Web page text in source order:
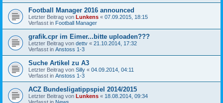
Football Manager 2016 announced
Letzter Beitrag von Lunkens « 07.09.2015, 18:15
Verfasst in Football Manager
grafik.cpr im Eimer...bitte uploaden???
Letzter Beitrag von dettv « 21.10.2014, 17:32
Verfasst in Anstoss 1-3
Suche Artikel zu A3
Letzter Beitrag von Silly « 04.09.2014, 04:11
Verfasst in Anstoss 1-3
ACZ Bundesligatippspiel 2014/2015
Letzter Beitrag von Lunkens « 18.08.2014, 09:34
Verfasst in News